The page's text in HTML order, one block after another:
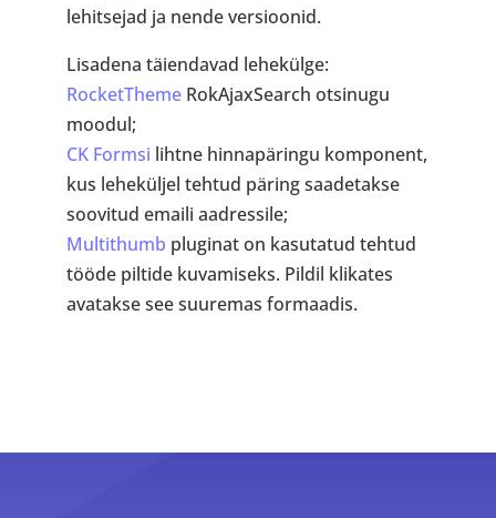
lehitsejad ja nende versioonid.
Lisadena täiendavad lehekülge:
RocketTheme RokAjaxSearch otsinugu
moodul;
CK Formsi lihtne hinnapäringu komponent,
kus leheküljel tehtud päring saadetakse
soovitud emaili aadressile;
Multithumb pluginat on kasutatud tehtud
tööde piltide kuvamiseks. Pildil klikates
avatakse see suuremas formaadis.